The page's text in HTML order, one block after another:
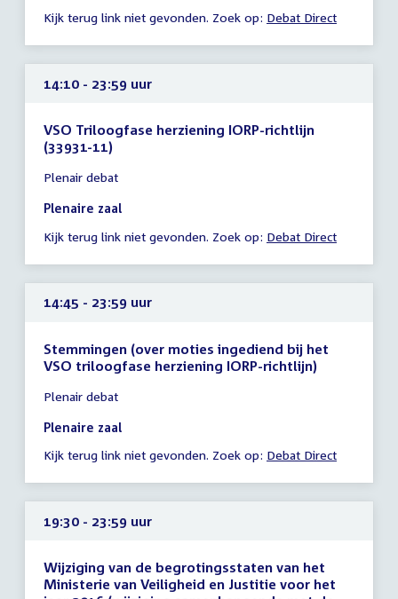
23:59
Kijk terug link niet gevonden. Zoek op: Debat Direct
14:10 - 23:59 uur
VSO Triloogfase herziening IORP-richtlijn
(33931-11)
vergadering
14:10
23:59
Plenair debat
Plenaire zaal
Kijk terug link niet gevonden. Zoek op: Debat Direct
14:45 - 23:59 uur
Stemmingen (over moties ingediend bij het
VSO triloogfase herziening IORP-richtlijn)
vergadering
14:45
23:59
Plenair debat
Plenaire zaal
Kijk terug link niet gevonden. Zoek op: Debat Direct
19:30 - 23:59 uur
Wijziging van de begrotingsstaten van het
Ministerie van Veiligheid en Justitie voor het